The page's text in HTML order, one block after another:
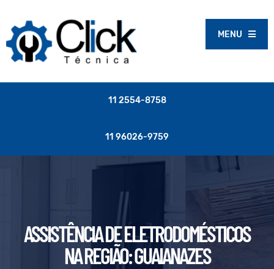
MENU
11 2554-8758
11 96026-9759
ASSISTÊNCIA DE ELETRODOMÉSTICOS
NA REGIÃO: GUAIANAZES